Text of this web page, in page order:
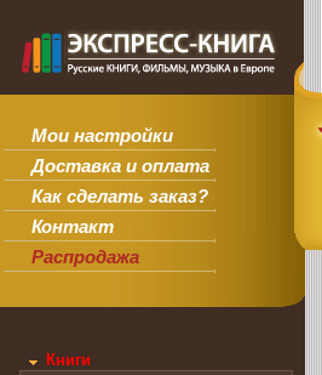
Мои настройки
Доставка и оплата
Как сделать заказ?
Контакт
Распродажа
Книги